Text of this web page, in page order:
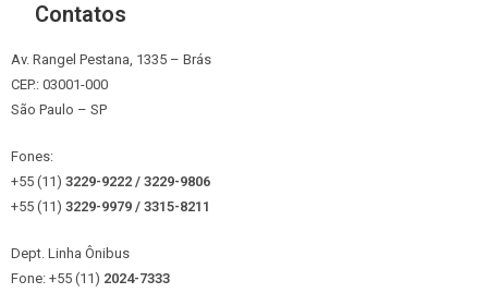
Contatos
Av. Rangel Pestana, 1335 – Brás
CEP.: 03001-000
São Paulo – SP
Fones:
+55 (11) 3229-9222 / 3229-9806
+55 (11) 3229-9979 / 3315-8211
Dept. Linha Ônibus
Fone: +55 (11) 2024-7333